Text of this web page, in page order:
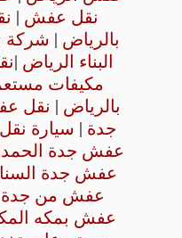
نقل عفش |
بالرياض | شركة
البناء الرياض |
مكيفات
بالرياض | نقل
جدة | سيارة
عفش جدة
عفش جدة
عفش من جدة
عفش بمكه